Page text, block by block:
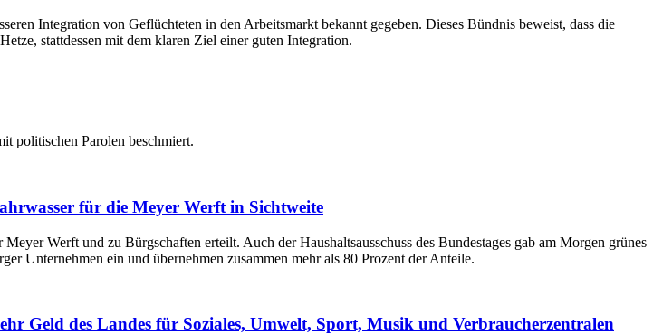
Integration von Geflüchteten in den Arbeitsmarkt bekannt gegeben. Dieses Bündnis beweist, dass die
stattdessen mit dem klaren Ziel einer guten Integration.
politischen Parolen beschmiert.
für die Meyer Werft in Sichtweite
Werft und zu Bürgschaften erteilt. Auch der Haushaltsausschuss des Bundestages gab am Morgen grünes
Unternehmen ein und übernehmen zusammen mehr als 80 Prozent der Anteile.
Geld des Landes für Soziales, Umwelt, Sport, Musik und Verbraucherzentralen